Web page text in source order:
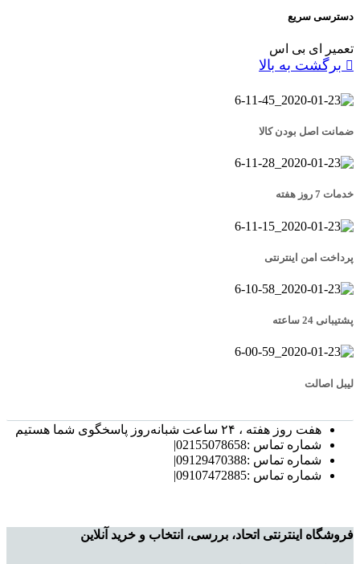
دسترسی سریع
تعمیر ای بی اس
برگشت به بالا
ضمانت اصل بودن کالا
خدمات 7 روز هفته
پرداخت امن اینترنتی
پشتیبانی 24 ساعته
لیبل اصالت
هفت روز هفته ، ۲۴ ساعت شبانه‌روز پاسخگوی شما هستیم
شماره تماس :02155078658|
شماره تماس :09129470388|
شماره تماس :09107472885|
فروشگاه اینترنتی اتحاد، بررسی، انتخاب و خرید آنلاین